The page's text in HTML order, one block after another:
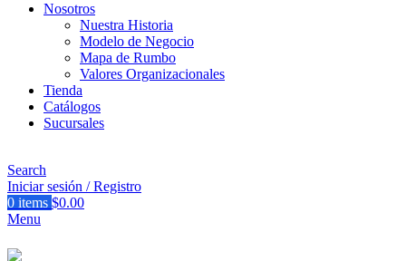
Nosotros
Nuestra Historia
Modelo de Negocio
Mapa de Rumbo
Valores Organizacionales
Tienda
Catálogos
Sucursales
Search
Iniciar sesión / Registro
0 items $0.00
Menu